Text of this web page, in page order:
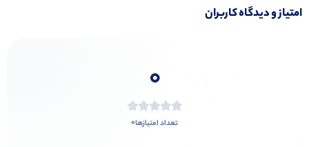
امتیاز و دیدگاه کاربران
0
تعداد امتیازها0